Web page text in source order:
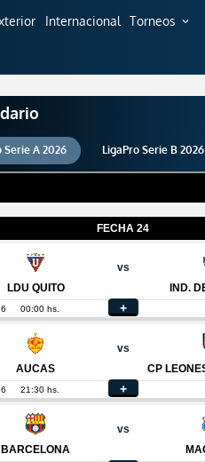
Internacional Torneos expand_more
Serie A 2026 LigaPro Serie B 2026